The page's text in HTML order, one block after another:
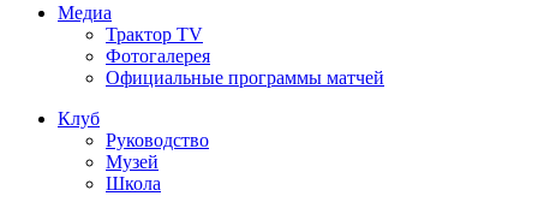
Медиа
Трактор TV
Фотогалерея
Официальные программы матчей
Клуб
Руководство
Музей
Школа